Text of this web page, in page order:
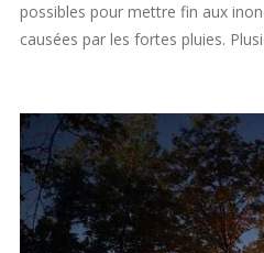
possibles pour mettre fin aux
causées par les fortes pluies.